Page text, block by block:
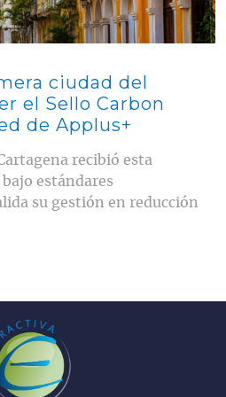
ciudad del
el Sello Carbon
de Applus+
recibió esta
estándares
su gestión en reducción